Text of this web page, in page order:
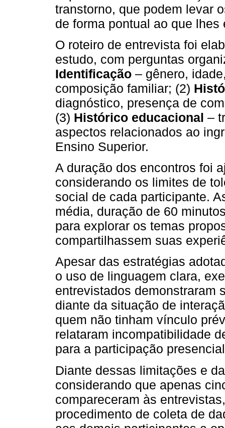
transtorno, que podem levar
de forma pontual ao que lhes
O roteiro de entrevista foi
estudo, com perguntas
Identificação – gênero,
composição familiar; (2)
diagnóstico, presença de
(3) Histórico educacional –
aspectos relacionados ao
Ensino Superior.
A duração dos encontros foi
considerando os limites de
social de cada participante.
média, duração de 60
para explorar os temas
compartilhassem suas
Apesar das estratégias
o uso de linguagem clara,
entrevistados demonstraram
diante da situação de
quem não tinham vínculo
relataram incompatibilidade
para a participação
Diante dessas limitações e
considerando que apenas
compareceram às
procedimento de coleta de